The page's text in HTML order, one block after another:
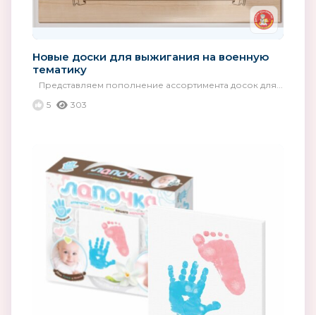
Новые доски для выжигания на военную
тематику
Представляем пополнение ассортимента досок для...
5
303